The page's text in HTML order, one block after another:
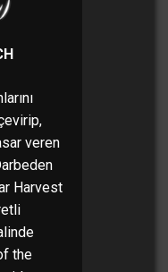
veren
Harvest
the